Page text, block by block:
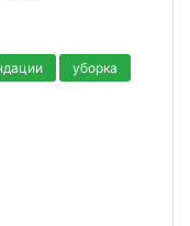
уборка